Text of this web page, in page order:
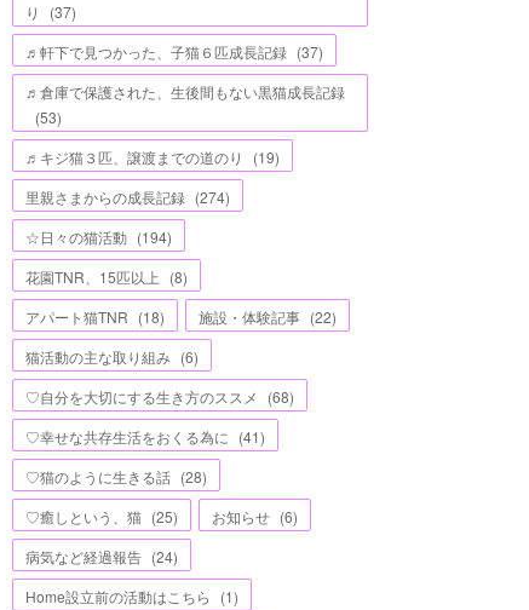
り
(37)
♬軒下で見つかった、子猫６匹成長記録 (37)
♬倉庫で保護された、生後間もない黒猫成長記録
(53)
♬キジ猫３匹、譲渡までの道のり
(19)
里親さまからの成長記録 (274)
☆日々の猫活動 (194)
花園TNR、15匹以上 (8)
アパート猫TNR (18) 施設・体験記事 (22)
猫活動の主な取り組み (6)
♡自分を大切にする生き方のススメ
(68)
♡幸せな共存生活をおくる為に (41)
♡猫のように生きる話 (28)
♡癒しという、猫 (25) お知らせ (6)
病気など経過報告 (24)
Home設立前の活動はこちら
(1)